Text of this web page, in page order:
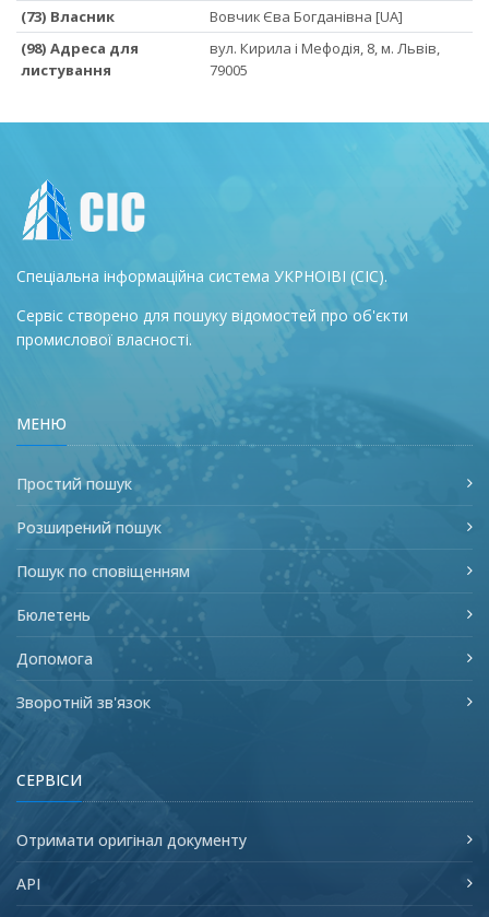
(73) Власник
Вовчик Єва Богданівна [UA]
(98) Адреса для
листування
вул. Кирила і Мефодія, 8, м. Львів,
79005
Спеціальна інформаційна система УКРНОІВІ (СІС).
Сервіс створено для пошуку відомостей про об'єкти
промислової власності.
МЕНЮ
Простий пошук
Розширений пошук
Пошук по сповіщенням
Бюлетень
Допомога
Зворотній зв'язок
СЕРВІСИ
Отримати оригінал документу
API